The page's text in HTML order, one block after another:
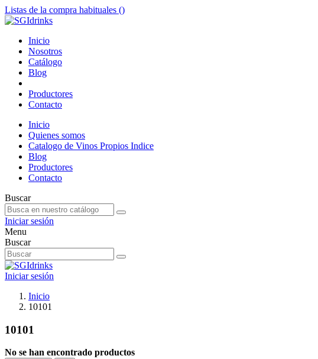
Listas de la compra habituales ()
Inicio
Nosotros
Catálogo
Blog
Productores
Contacto
Inicio
Quienes somos
Catalogo de Vinos Propios Indice
Blog
Productores
Contacto
Buscar
Iniciar sesión
Menu
Buscar
Iniciar sesión
Inicio
10101
10101
No se han encontrado productos